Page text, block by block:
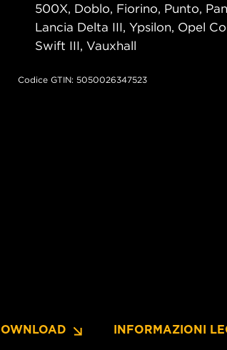
500X, Doblo, Fiorino, Punto,
Lancia Delta III, Ypsilon, Opel
Swift III, Vauxhall
Codice GTIN: 5050026347523
INFORMAZIONI